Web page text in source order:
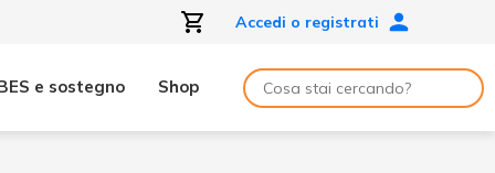
Accedi o registrati
e sostegno Shop